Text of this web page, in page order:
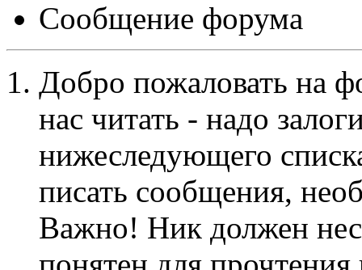
Сообщение форума
Добро пожаловать на
нас читать - надо
нижеследующего
писать сообщения,
Важно! Ник должен